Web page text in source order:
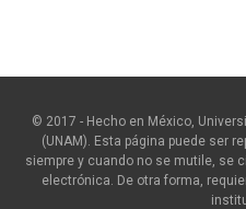
© 2017 - Hecho en México,
(UNAM). Esta página puede ser
siempre y cuando no se mutile, se
electrónica. De otra forma,